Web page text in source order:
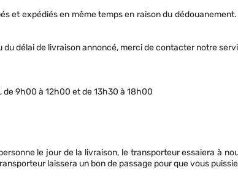
et expédiés en même temps en raison du
délai de livraison annoncé, merci de contacter notre
de 9h00 à 12h00 et de 13h30 à 18h00
le jour de la livraison, le transporteur essaiera à
laissera un bon de passage pour que vous